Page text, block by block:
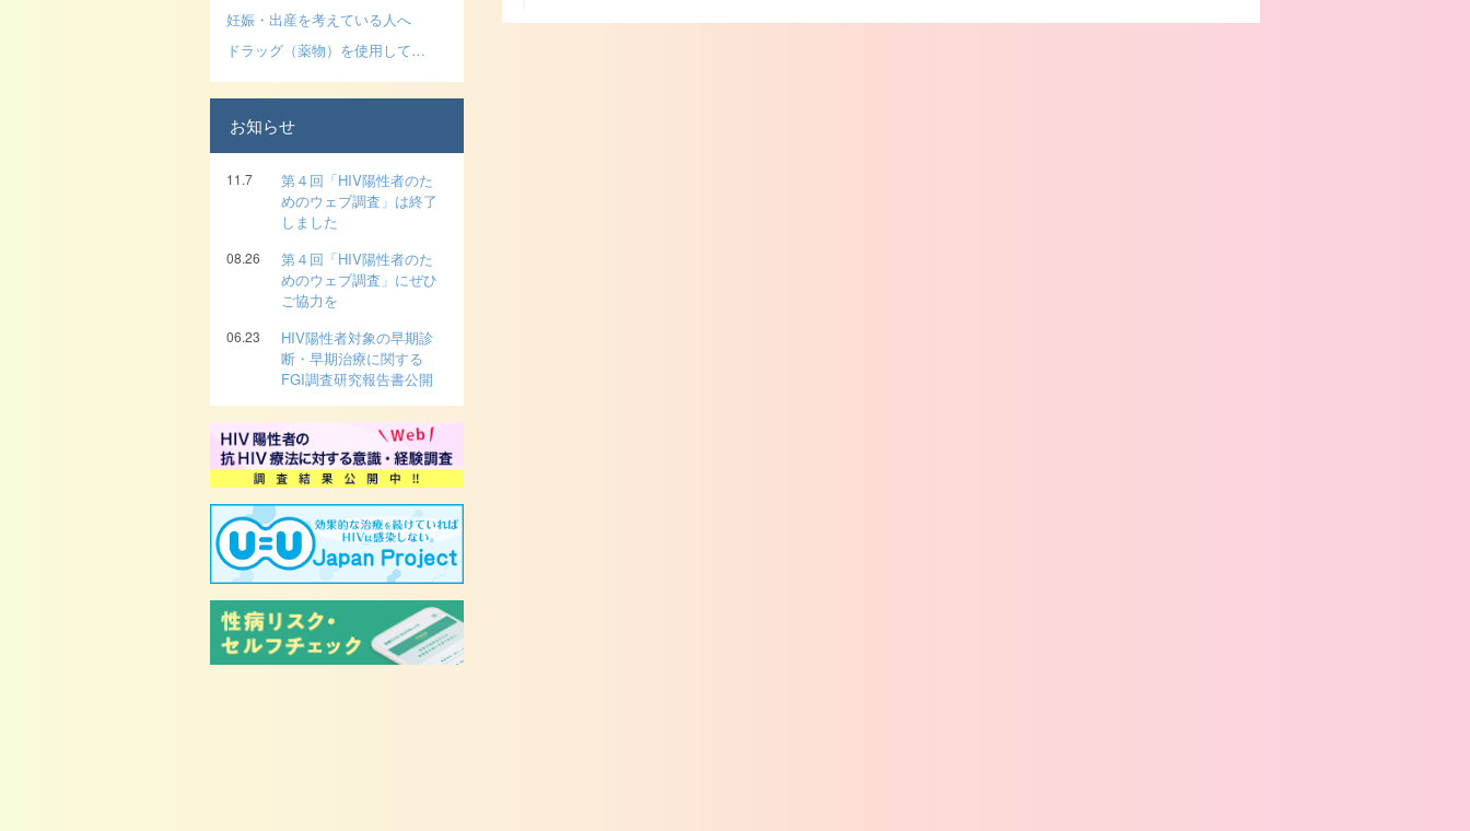
妊娠・出産を考えている人へ
ドラッグ（薬物）を使用して…
お知らせ
11.7
第４回「HIV陽性者のた
めのウェブ調査」は終了
しました
08.26
第４回「HIV陽性者のた
めのウェブ調査」にぜひ
ご協力を
06.23
HIV陽性者対象の早期診
断・早期治療に関する
FGI調査研究報告書公開